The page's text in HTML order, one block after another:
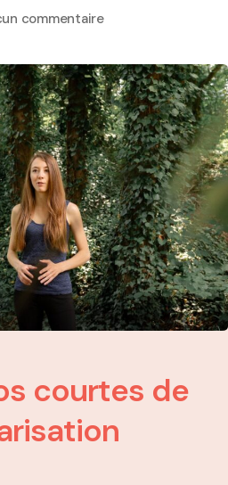
commentaire
courtes de